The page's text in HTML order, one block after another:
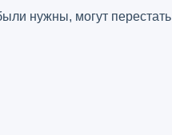
нужны, могут перестать